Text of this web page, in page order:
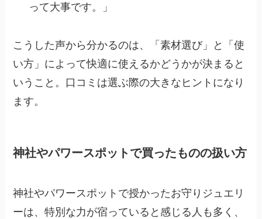
って大事です。」
こうした声から分かるのは、「素材選び」と「使
い方」によって快適に使えるかどうかが決まると
いうこと。口コミは選ぶ際の大きなヒントになり
ます。
神社やパワースポットで買ったものの扱い方
神社やパワースポットで授かったお守りジュエリ
ーは、特別な力が宿っていると感じる人も多く、